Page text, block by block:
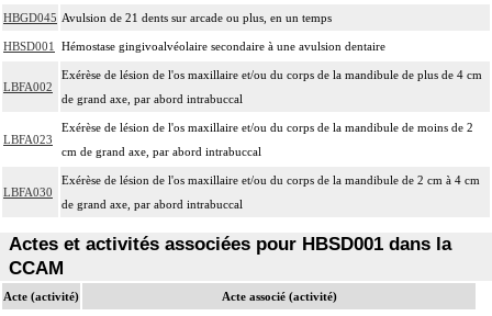
HBGD045 Avulsion de 21 dents sur arcade ou plus, en un temps
HBSD001 Hémostase gingivoalvéolaire secondaire à une avulsion dentaire
LBFA002
Exérèse de lésion de l'os maxillaire et/ou du corps de la mandibule de plus de 4 cm
de grand axe, par abord intrabuccal
LBFA023
Exérèse de lésion de l'os maxillaire et/ou du corps de la mandibule de moins de 2
cm de grand axe, par abord intrabuccal
LBFA030
Exérèse de lésion de l'os maxillaire et/ou du corps de la mandibule de 2 cm à 4 cm
de grand axe, par abord intrabuccal
Actes et activités associées pour HBSD001 dans la
CCAM
Acte (activité) Acte associé (activité)